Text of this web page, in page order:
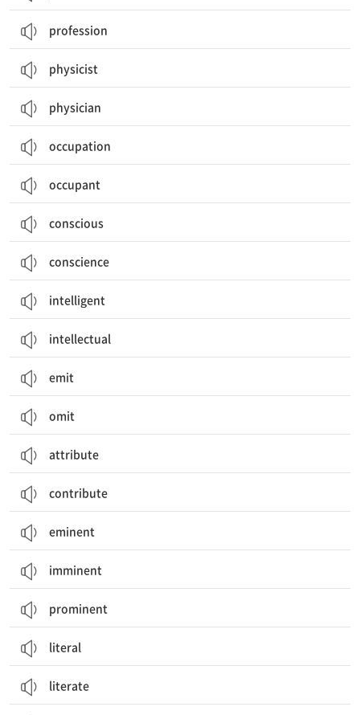
profession
physicist
physician
occupation
occupant
conscious
conscience
intelligent
intellectual
emit
omit
attribute
contribute
eminent
imminent
prominent
literal
literate